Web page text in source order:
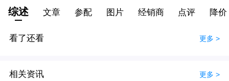
综述 文章 参配 图片 经销商 点评 降价
看了还看 更多 >
相关资讯 更多 >